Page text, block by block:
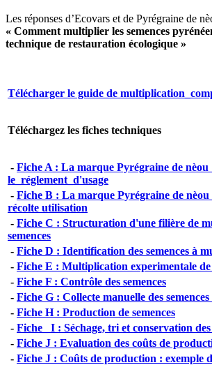
Les réponses d’Ecovars et de Pyrégraine de
« Comment multiplier les semences
technique de restauration écologique »
Télécharger le guide de
Téléchargez les fiches techniques
- Fiche A : La marque Pyrégraine de nèou
le_réglement_d'usage
- Fiche B : La marque Pyrégraine de nèou
récolte utilisation
- Fiche C : Structuration d'une filière de
semences
- Fiche D : Identification des semences à
- Fiche E : Multiplication experimentale de
- Fiche F : Contrôle des semences
- Fiche G : Collecte manuelle des semences
- Fiche H : Production de semences
- Fiche_ I : Séchage, tri et conservation des
- Fiche J : Evaluation des coûts de
- Fiche J : Coûts de production : exemple